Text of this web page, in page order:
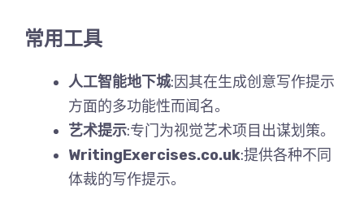
常用工具
人工智能地下城:因其在生成创意写作提示
方面的多功能性而闻名。
艺术提示:专门为视觉艺术项目出谋划策。
WritingExercises.co.uk:提供各种不同
体裁的写作提示。